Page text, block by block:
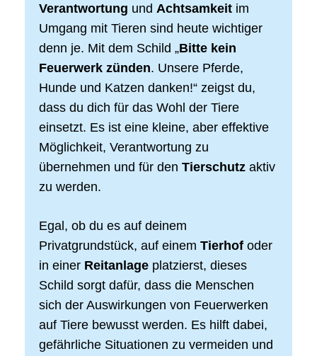
Verantwortung und Achtsamkeit im
Umgang mit Tieren sind heute wichtiger
denn je. Mit dem Schild „Bitte kein
Feuerwerk zünden. Unsere Pferde,
Hunde und Katzen danken!“ zeigst du,
dass du dich für das Wohl der Tiere
einsetzt. Es ist eine kleine, aber effektive
Möglichkeit, Verantwortung zu
übernehmen und für den Tierschutz aktiv
zu werden.
Egal, ob du es auf deinem
Privatgrundstück, auf einem Tierhof oder
in einer Reitanlage platzierst, dieses
Schild sorgt dafür, dass die Menschen
sich der Auswirkungen von Feuerwerken
auf Tiere bewusst werden. Es hilft dabei,
gefährliche Situationen zu vermeiden und